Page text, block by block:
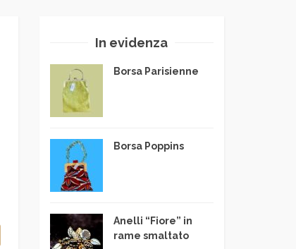
In evidenza
Borsa Parisienne
Borsa Poppins
Anelli “Fiore” in
rame smaltato